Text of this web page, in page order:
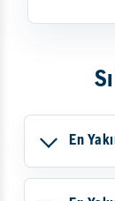
En